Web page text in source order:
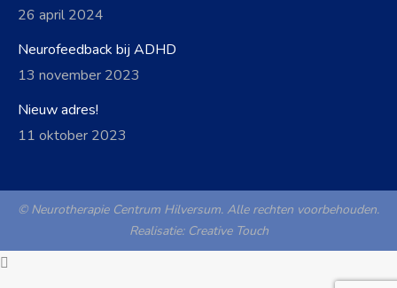
26 april 2024
Neurofeedback bij ADHD
13 november 2023
Nieuw adres!
11 oktober 2023
© Neurotherapie Centrum Hilversum. Alle rechten voorbehouden.
Realisatie: Creative Touch